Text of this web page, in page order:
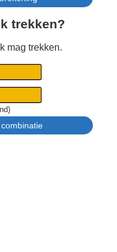
trekken?
mag trekken.